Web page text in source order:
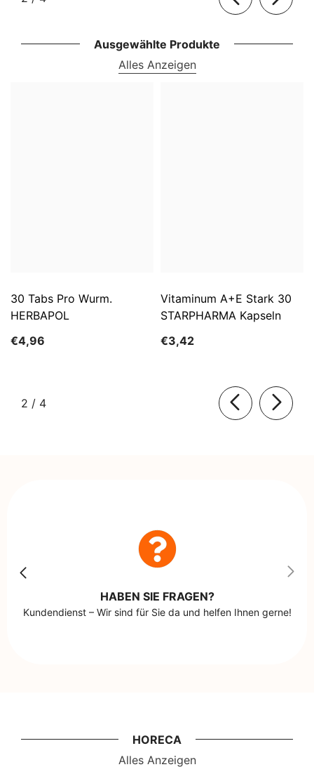
Ausgewählte Produkte
Alles Anzeigen
30 Tabs Pro Wurm.
HERBAPOL
€4,96
Vitaminum A+E Stark 30
STARPHARMA Kapseln
€3,42
2 / von
4
HABEN SIE FRAGEN?
Kundendienst – Wir sind für Sie da und helfen Ihnen gerne!
HORECA
Alles Anzeigen